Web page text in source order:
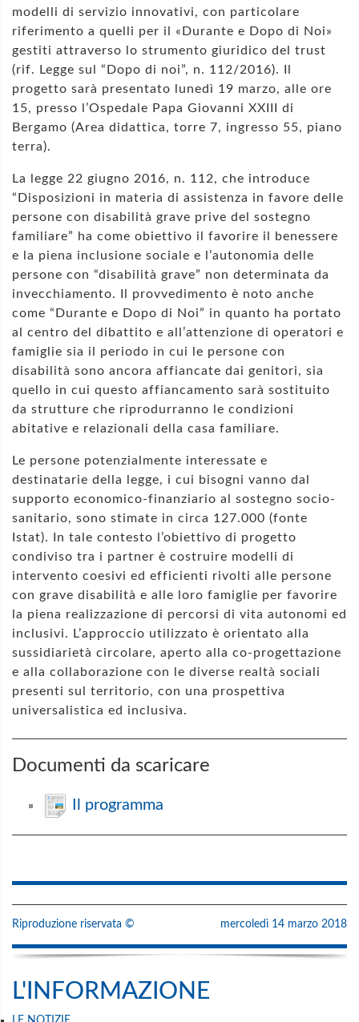
modelli di servizio innovativi, con particolare
riferimento a quelli per il «Durante e Dopo di Noi»
gestiti attraverso lo strumento giuridico del trust
(rif. Legge sul “Dopo di noi”, n. 112/2016). Il
progetto sarà presentato lunedì 19 marzo, alle ore
15, presso l’Ospedale Papa Giovanni XXIII di
Bergamo (Area didattica, torre 7, ingresso 55, piano
terra).
La legge 22 giugno 2016, n. 112, che introduce
“Disposizioni in materia di assistenza in favore delle
persone con disabilità grave prive del sostegno
familiare” ha come obiettivo il favorire il benessere
e la piena inclusione sociale e l’autonomia delle
persone con “disabilità grave” non determinata da
invecchiamento. Il provvedimento è noto anche
come “Durante e Dopo di Noi” in quanto ha portato
al centro del dibattito e all’attenzione di operatori e
famiglie sia il periodo in cui le persone con
disabilità sono ancora affiancate dai genitori, sia
quello in cui questo affiancamento sarà sostituito
da strutture che riprodurranno le condizioni
abitative e relazionali della casa familiare.
Le persone potenzialmente interessate e
destinatarie della legge, i cui bisogni vanno dal
supporto economico-finanziario al sostegno socio-
sanitario, sono stimate in circa 127.000 (fonte
Istat). In tale contesto l’obiettivo di progetto
condiviso tra i partner è costruire modelli di
intervento coesivi ed efficienti rivolti alle persone
con grave disabilità e alle loro famiglie per favorire
la piena realizzazione di percorsi di vita autonomi ed
inclusivi. L’approccio utilizzato è orientato alla
sussidiarietà circolare, aperto alla co-progettazione
e alla collaborazione con le diverse realtà sociali
presenti sul territorio, con una prospettiva
universalistica ed inclusiva.
Documenti da scaricare
Il programma
Riproduzione riservata © mercoledì 14 marzo 2018
L'INFORMAZIONE